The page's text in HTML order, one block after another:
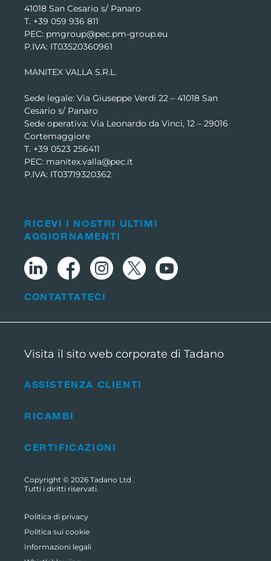
41018 San Cesario s/ Panaro
T. +39 059 936 811
PEC: pmgroup@pec.pm-group.eu
P.IVA: IT03520360961
MANITEX VALLA S.R.L.
Sede legale: Via Giuseppe Verdi 22 – 41018 San
Cesario s/ Panaro
Sede operativa: Via Leonardo da Vinci, 12 – 29016
Cortemaggiore
T. +39 0523 256411
PEC: manitex.valla@pec.it
P.IVA: IT03719320362
ASSISTENZA CLIENTI
RICAMBI
CERTIFICAZIONI
RICEVI I NOSTRI ULTIMI
AGGIORNAMENTI
CONTATTATECI
Visita il sito web corporate di Tadano
Copyright © 2026 Tadano Ltd .
Tutti i diritti riservati.
Politica di privacy
Politica sui cookie
Informazioni legali